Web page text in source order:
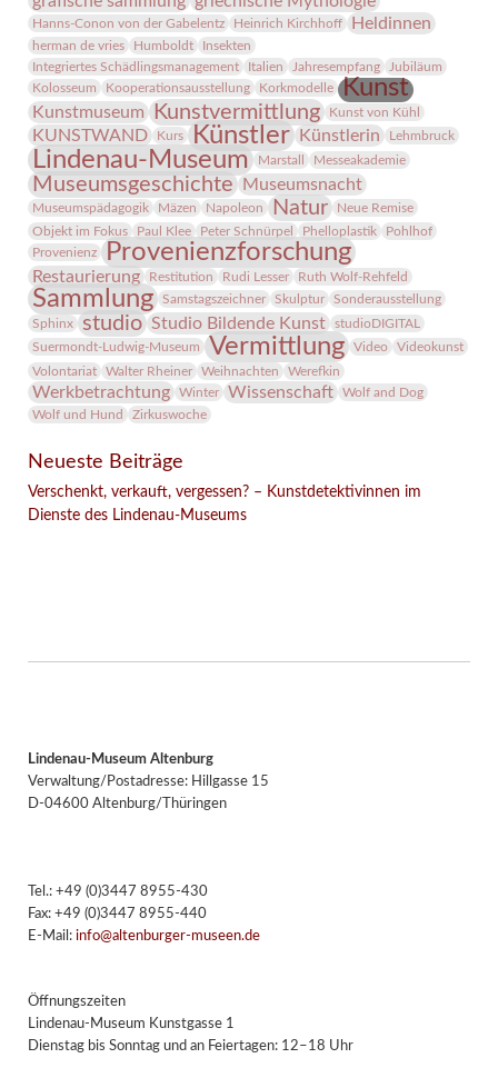
Hanns-Conon von der Gabelentz Heinrich Kirchhoff Heldinnen
herman de vries Humboldt
Insekten
Integriertes Schädlingsmanagement
Italien Jahresempfang
Jubiläum
Kolosseum
Kooperationsausstellung Korkmodelle Kunst
Kunstmuseum Kunstvermittlung Kunst von Kühl
KUNSTWAND Kurs Künstler Künstlerin Lehmbruck
Lindenau-Museum Marstall Messeakademie
Museumsgeschichte Museumsnacht
Museumspädagogik Mäzen Napoleon Natur
Neue Remise
Objekt im Fokus
Paul Klee Peter Schnürpel Phelloplastik
Pohlhof
Provenienz
Provenienzforschung
Restaurierung Restitution Rudi Lesser Ruth Wolf-Rehfeld
Sammlung Samstagszeichner Skulptur
Sonderausstellung
Sphinx
studio Studio Bildende Kunst
studioDIGITAL
Suermondt-Ludwig-Museum
Vermittlung Video
Videokunst
Volontariat
Walter Rheiner Weihnachten Werefkin
Werkbetrachtung Winter Wissenschaft
Wolf and Dog
Wolf und Hund
Zirkuswoche
Neueste Beiträge
Verschenkt, verkauft, vergessen? – Kunstdetektivinnen im
Dienste des Lindenau-Museums
Lindenau-Museum Altenburg
Verwaltung/Postadresse: Hillgasse 15
D-04600 Altenburg/Thüringen
Tel.: +49 (0)3447 8955-430
Fax: +49 (0)3447 8955-440
E-Mail: info@altenburger-museen.de
Öffnungszeiten
Lindenau-Museum Kunstgasse 1
Dienstag bis Sonntag und an Feiertagen: 12–18 Uhr